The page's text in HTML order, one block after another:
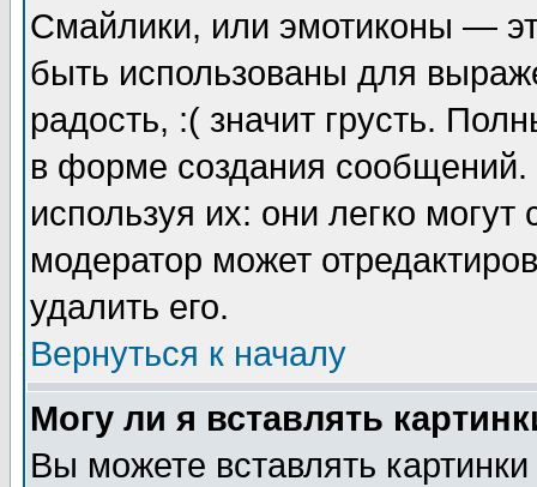
Смайлики, или эмотиконы —
быть использованы для
радость, :( значит грусть.
в форме создания сообщений.
используя их: они легко
модератор может
удалить его.
Вернуться к началу
Могу ли я вставлять
Вы можете вставлять